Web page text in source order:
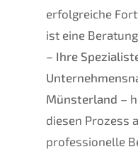
erfolgreiche
ist eine
– Ihre
Münsterland –
diesen Prozess
professionelle